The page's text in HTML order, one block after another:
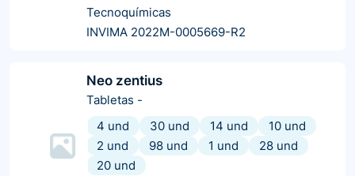
Tecnoquímicas
INVIMA 2022M-0005669-R2
Neo zentius
Tabletas -
4 und
30 und 14 und
10 und
2 und
98 und 1 und
28 und
20 und